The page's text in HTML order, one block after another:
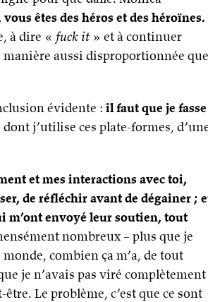
vous êtes des héros et des héroïnes.
à dire « fuck it » et à continuer
manière aussi disproportionnée que
évidente : il faut que je fasse
j’utilise ces plate-formes,
et mes interactions avec toi,
de réfléchir avant de dégainer ;
m’ont envoyé leur soutien, tout
nombreux – plus que je
combien ça m’a, de tout
je n’avais pas viré complètement
Le problème, c’est que ce sont